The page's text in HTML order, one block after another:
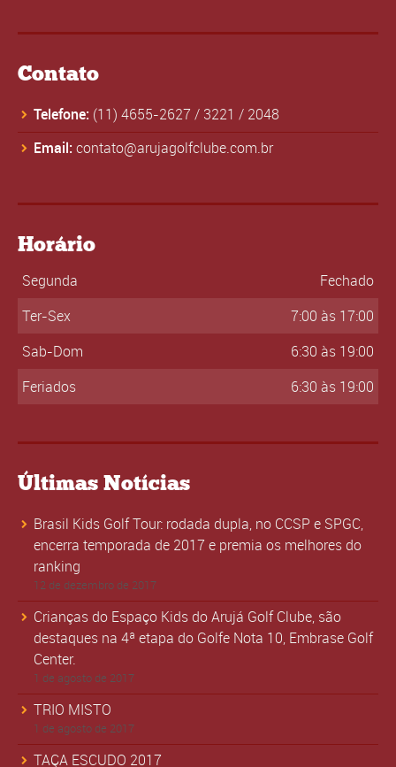
Contato
Telefone: (11) 4655-2627 / 3221 / 2048
Email: contato@arujagolfclube.com.br
Horário
Segunda
Fechado
Ter-Sex
7:00 às 17:00
Sab-Dom
6:30 às 19:00
Feriados
6:30 às 19:00
Últimas Notícias
Brasil Kids Golf Tour: rodada dupla, no CCSP e SPGC,
encerra temporada de 2017 e premia os melhores do
ranking
12 de dezembro de 2017
Crianças do Espaço Kids do Arujá Golf Clube, são
destaques na 4ª etapa do Golfe Nota 10, Embrase Golf
Center.
1 de agosto de 2017
TRIO MISTO
1 de agosto de 2017
TAÇA ESCUDO 2017